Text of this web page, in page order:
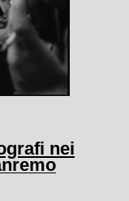
nei